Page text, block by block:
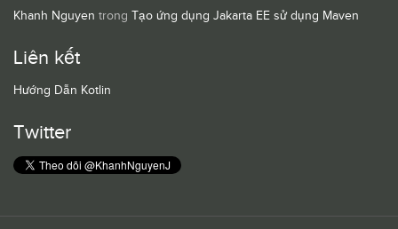
Khanh Nguyen trong Tạo ứng dụng Jakarta EE sử dụng Maven
Liên kết
Hướng Dẫn Kotlin
Twitter